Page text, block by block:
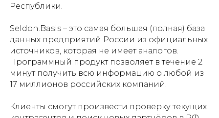
Республики.
Seldon.Basis – это самая большая (полная) база
данных предприятий России из официальных
источников, которая не имеет аналогов.
Программный продукт позволяет в течение 2
минут получить всю информацию о любой из
17 миллионов российских компаний.
Клиенты смогут произвести проверку текущих